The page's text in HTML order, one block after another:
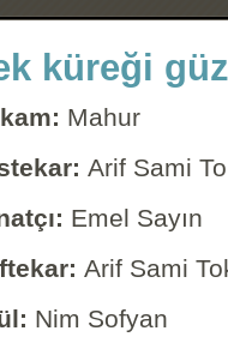
küreği
Mahur
Arif Sami
Emel Sayın
Arif Sami
Nim Sofyan